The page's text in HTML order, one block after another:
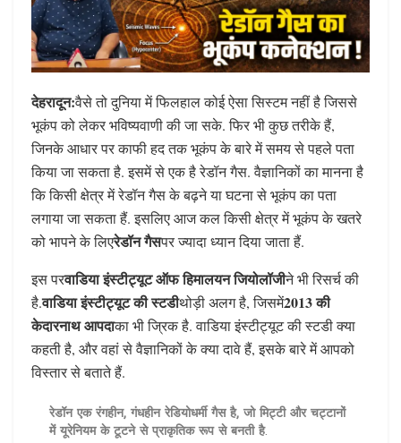
देहरादून:वैसे तो दुनिया में फिलहाल कोई ऐसा सिस्टम नहीं है जिससे
भूकंप को लेकर भविष्यवाणी की जा सके. फिर भी कुछ तरीके हैं,
जिनके आधार पर काफी हद तक भूकंप के बारे में समय से पहले पता
किया जा सकता है. इसमें से एक है रेडॉन गैस. वैज्ञानिकों का मानना है
कि किसी क्षेत्र में रेडॉन गैस के बढ़ने या घटना से भूकंप का पता
लगाया जा सकता हैं. इसलिए आज कल किसी क्षेत्र में भूकंप के खतरे
को भापने के लिएरेडॉन गैसपर ज्यादा ध्यान दिया जाता हैं.
इस परवाडिया इंस्टीट्यूट ऑफ हिमालयन जियोलॉजीने भी रिसर्च की
है.वाडिया इंस्टीट्यूट की स्टडीथोड़ी अलग है, जिसमें2013 की
केदारनाथ आपदाका भी ज्रिक है. वाडिया इंस्टीट्यूट की स्टडी क्या
कहती है, और वहां से वैज्ञानिकों के क्या दावे हैं, इसके बारे में आपको
विस्तार से बताते हैं.
रेडॉन एक रंगहीन, गंधहीन रेडियोधर्मी गैस है, जो मिट्टी और चट्टानों
में यूरेनियम के टूटने से प्राकृतिक रूप से बनती है.